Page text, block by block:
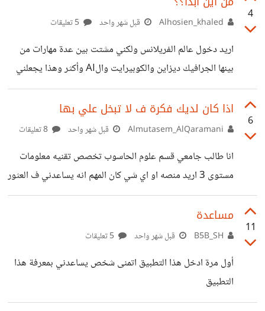
4
قبل شهر واحد
اريد دخول عالم الفريلانس ولكني مشتت بين عدة مهارات من
بينها الجرافيك ديزاين والكوبيرايت والAI وأكثر وهذا يجعلني
اكثر تشتتاً وأضيع الكثير من الوقت في محاولة التنمية لكل
المهارات بينما لا استطيع التركيز على مهارة واحدة
6
اذا كان لديك فكرة ف لا تبخل علي بها
قبل شهر واحد
انا طالب جامعي قسم علوم الحاسوب تخصص تقنيه معلومات
مستوى 3 اريد منصه او اي شي كان المهم انه يساعدني ف العثور
على عمل حر في مجال تطوير الويب والتطبيقات للعلم ان لدي
مهارات في هذا المجال وطورت الكثير من المواقع والتطبيقات
ولكنها كانت من افكاري الشخصيه ليست عمل مدفوع الاجر لا
اي حال من الاحوال او اذا لديك فكره قابله للتنفيذ ومربحه حتى
ف المدى البعيد
11
مساعدة
قبل شهر واحد
أول مرة ادخل هذا التطبيق اتمنى شخص يساعدني بمعرفة هذا
التطبيق